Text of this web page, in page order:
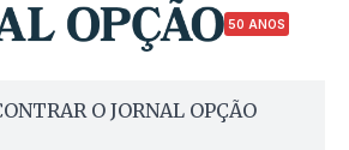
50 ANOS
O JORNAL OPÇÃO